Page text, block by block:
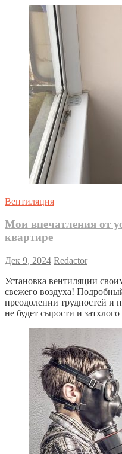
Вентиляция
Мои впечатления от
квартире
Дек 9, 2024 Redactor
Установка вентиляции
свежего воздуха!
преодолении трудностей и
не будет сырости и затхлого